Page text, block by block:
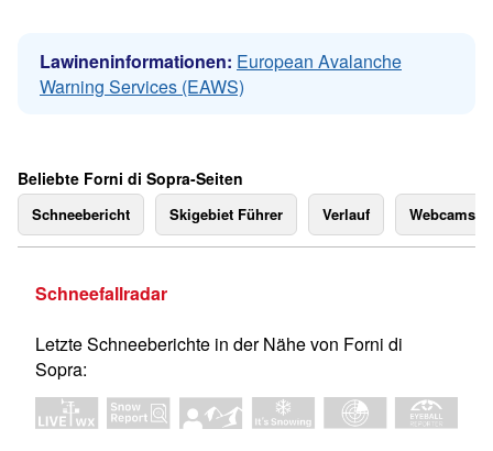
Lawineninformationen: European Avalanche
Warning Services (EAWS)
Beliebte Forni di Sopra-Seiten
Schneebericht Skigebiet Führer Verlauf Webcams
Schneefallradar
Letzte Schneeberichte in der Nähe von Forni di
Sopra: